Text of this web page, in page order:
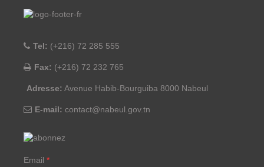
Tel: (+216) 72 285 555
Fax: (+216) 72 232 765
Adresse: Avenue Habib-Bourguiba 8000 Nabeul
E-mail: contact@nabeul.gov.tn
Email *